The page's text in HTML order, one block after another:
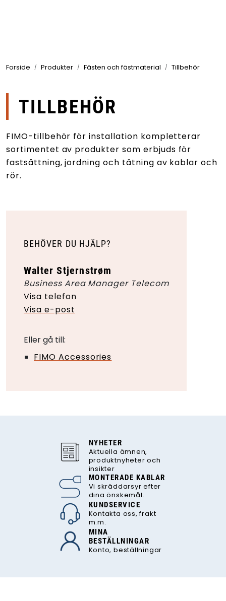
Forside Produkter Fästen och fästmaterial Tillbehör
TILLBEHÖR
FIMO-tillbehör för installation kompletterar
sortimentet av produkter som erbjuds för
fastsättning, jordning och tätning av kablar och
rör.
BEHÖVER DU HJÄLP?
Walter Stjernstrøm
Business Area Manager Telecom
Visa telefon
Visa e-post
Eller gå till:
FIMO Accessories
NYHETER
Aktuella ämnen,
produktnyheter och
insikter
MONTERADE KABLAR
Vi skräddarsyr efter
dina önskemål.
KUNDSERVICE
Kontakta oss, frakt
m.m.
MINA
BESTÄLLNINGAR
Konto, beställningar
Branscher
Leverantörer